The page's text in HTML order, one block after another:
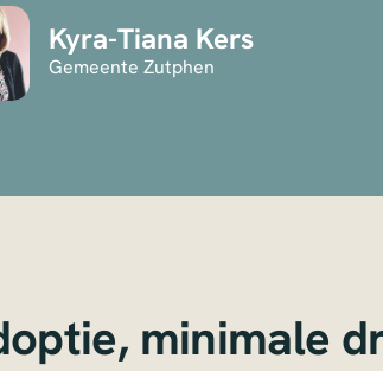
Kyra-Tiana Kers
Gemeente Zutphen
minimale